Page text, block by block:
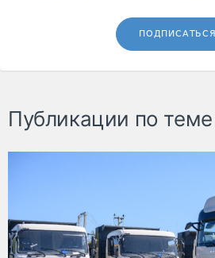
ПОДПИСАТЬСЯ
Публикации по теме